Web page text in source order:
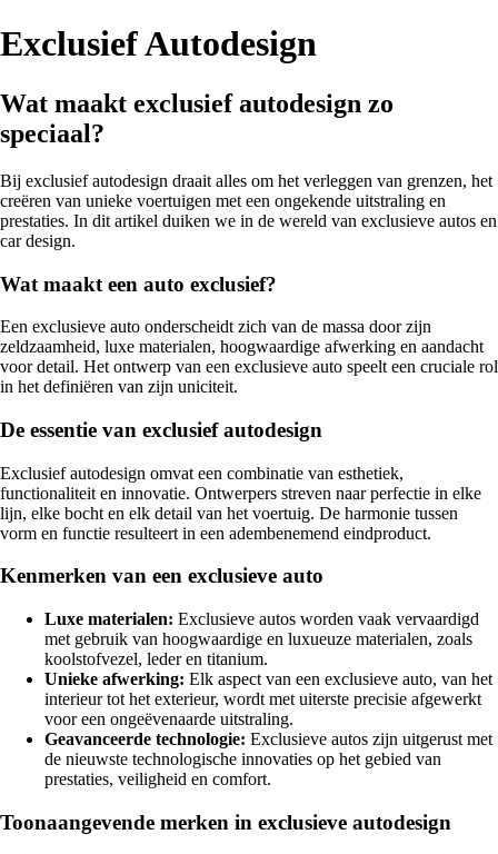
Exclusief Autodesign
Wat maakt exclusief autodesign zo
speciaal?
Bij exclusief autodesign draait alles om het verleggen van grenzen, het
creëren van unieke voertuigen met een ongekende uitstraling en
prestaties. In dit artikel duiken we in de wereld van exclusieve autos en
car design.
Wat maakt een auto exclusief?
Een exclusieve auto onderscheidt zich van de massa door zijn
zeldzaamheid, luxe materialen, hoogwaardige afwerking en aandacht
voor detail. Het ontwerp van een exclusieve auto speelt een cruciale rol
in het definiëren van zijn uniciteit.
De essentie van exclusief autodesign
Exclusief autodesign omvat een combinatie van esthetiek,
functionaliteit en innovatie. Ontwerpers streven naar perfectie in elke
lijn, elke bocht en elk detail van het voertuig. De harmonie tussen
vorm en functie resulteert in een adembenemend eindproduct.
Kenmerken van een exclusieve auto
Luxe materialen: Exclusieve autos worden vaak vervaardigd
met gebruik van hoogwaardige en luxueuze materialen, zoals
koolstofvezel, leder en titanium.
Unieke afwerking: Elk aspect van een exclusieve auto, van het
interieur tot het exterieur, wordt met uiterste precisie afgewerkt
voor een ongeëvenaarde uitstraling.
Geavanceerde technologie: Exclusieve autos zijn uitgerust met
de nieuwste technologische innovaties op het gebied van
prestaties, veiligheid en comfort.
Toonaangevende merken in exclusieve autodesign